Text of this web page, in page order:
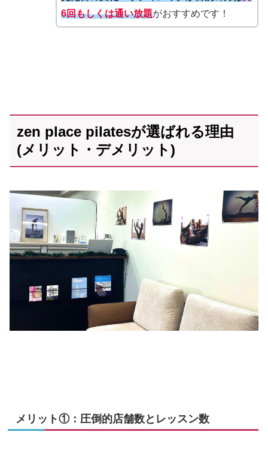
6回もしくは通い放題がおすすめです！
zen place pilatesが選ばれる理由
(メリット・デメリット)
メリット①：圧倒的店舗数とレッスン数